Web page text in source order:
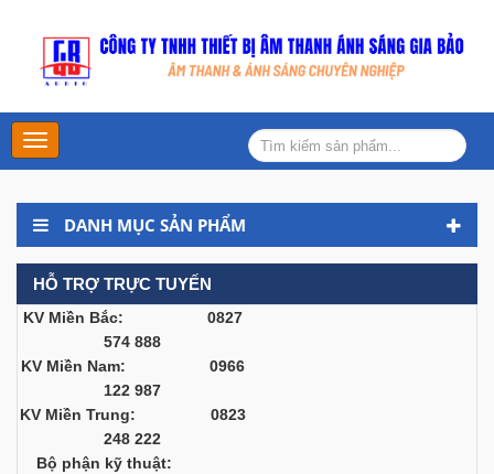
Main
Menu
DANH MỤC SẢN PHẨM
HỖ TRỢ TRỰC TUYẾN
KV Miền Bắc: 0827
574 888
KV Miền Nam: 0966
122 987
KV Miền Trung: 0823
248 222
Bộ phận kỹ thuật: